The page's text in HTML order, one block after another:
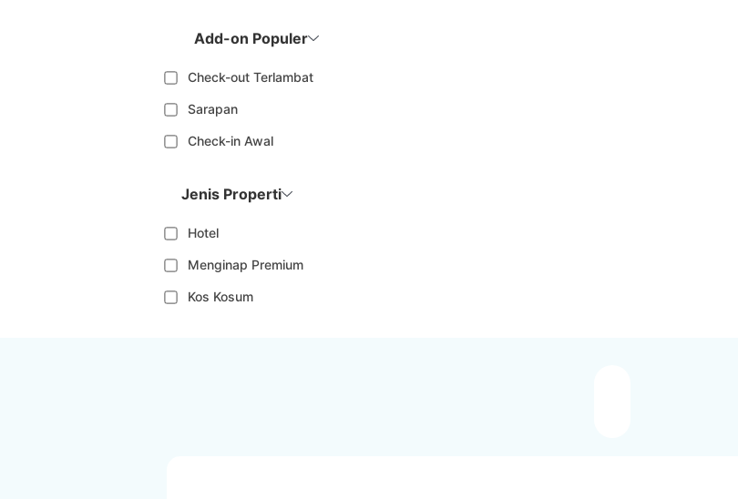
Add-on Populer
Check-out Terlambat
Sarapan
Check-in Awal
Jenis Properti
Hotel
Menginap Premium
Kos Kosum